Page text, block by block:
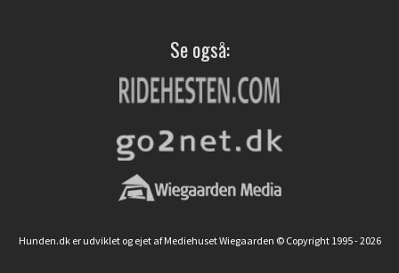
Se også:
Hunden.dk er udviklet og ejet af Mediehuset Wiegaarden © Copyright 1995 - 2026